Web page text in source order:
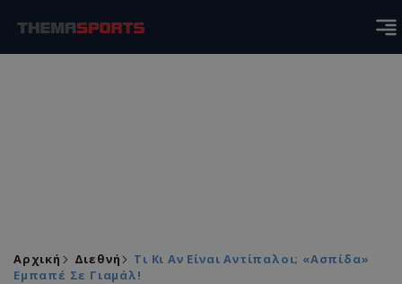
Αρχική Διεθνή
Τι Κι Αν Είναι Αντίπαλοι; «Ασπίδα»
Εμπαπέ Σε Γιαμάλ!